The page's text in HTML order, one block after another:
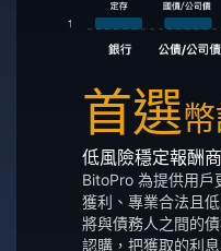
首選
低風險穩定報酬
BitoPro 為提供用戶
獲利、專業合法且
將與債務人之間的
認購，把獲取的利